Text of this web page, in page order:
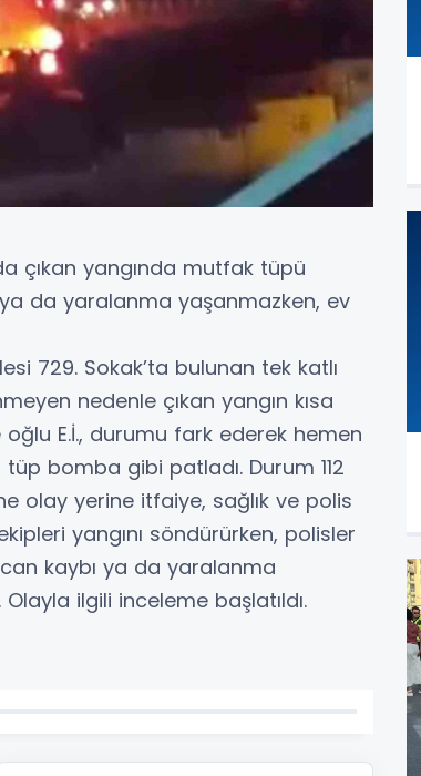
çıkan yangında mutfak tüpü
da yaralanma yaşanmazken, ev
729. Sokak’ta bulunan tek katlı
nedenle çıkan yangın kısa
E.İ., durumu fark ederek hemen
bomba gibi patladı. Durum 112
olay yerine itfaiye, sağlık ve polis
yangını söndürürken, polisler
kaybı ya da yaralanma
ilgili inceleme başlatıldı.